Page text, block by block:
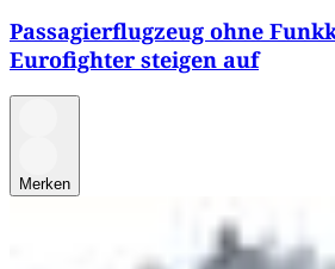
Passagierflugzeug ohne
Eurofighter steigen auf
Merken